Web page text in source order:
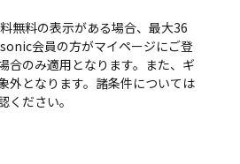
無料の表示がある場合、最大36
会員の方がマイページにご登
合のみ適用となります。また、ギ
外となります。諸条件については
ください。